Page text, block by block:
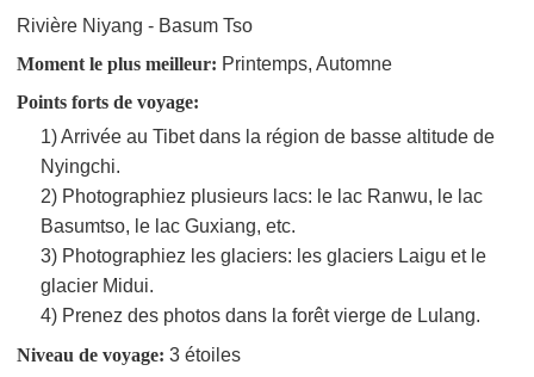
Rivière Niyang - Basum Tso
Moment le plus meilleur: Printemps, Automne
Points forts de voyage:
1) Arrivée au Tibet dans la région de basse altitude de
Nyingchi.
2) Photographiez plusieurs lacs: le lac Ranwu, le lac
Basumtso, le lac Guxiang, etc.
3) Photographiez les glaciers: les glaciers Laigu et le
glacier Midui.
4) Prenez des photos dans la forêt vierge de Lulang.
Niveau de voyage: 3 étoiles